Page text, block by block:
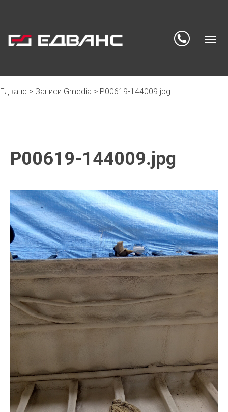
Skip
Едванс > Записи Gmedia > P00619-144009.jpg
P00619-144009.jpg